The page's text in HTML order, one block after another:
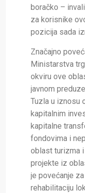
boračko –
za korisnike
pozicija sada
Značajno
Ministarstva
okviru ove
javnom
Tuzla u iznosu
kapitalnim
kapitalne
fondovima i
oblast turizma
projekte iz
je povećanje
rehabilitaciju